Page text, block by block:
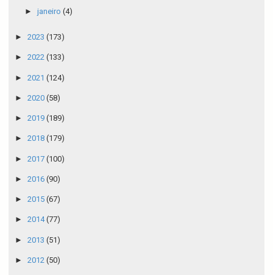
► janeiro (4)
► 2023 (173)
► 2022 (133)
► 2021 (124)
► 2020 (58)
► 2019 (189)
► 2018 (179)
► 2017 (100)
► 2016 (90)
► 2015 (67)
► 2014(77)
► 2013 (51)
► 2012 (50)